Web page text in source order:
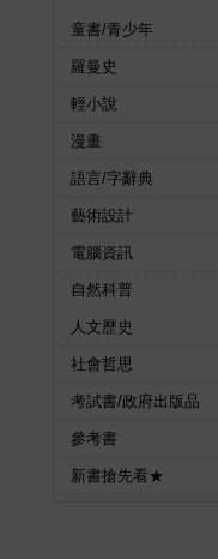
童書/青少年
羅曼史
輕小說
漫畫
語言/字辭典
藝術設計
電腦資訊
自然科普
人文歷史
社會哲思
考試書/政府出版品
參考書
新書搶先看★